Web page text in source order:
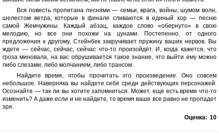
Вся повесть пропитана песнями — семьи, врага, войны, шумом волн,
шелестом ветра, которые в финале сливаются в единый хор — песню
самой Жемчужины. Каждый абзац, каждое слово «обернуто» в свою
мелодию, но все они похожи на цунами. Постепенно, от одного
предложения к другому, Стейнбек закручивает пружину ваших нервов. Вы
ждете — сейчас, сейчас, сейчас что-то произойдёт. И, когда кажется, что
гроза миновала, на вас обрушивается такое знание, что выйти ему можно
либо слезами, либо молчанием, либо трансом.
Найдите время, чтобы прочитать это произведение. Оно совсем
небольшое. Наверняка вы найдете себя среди действующих персонажей.
Осознайте — так ли вы хотите запомниться. Может, еще есть время что-то
изменить? А даже если и не найдете, то время ваше все равно не пропадет
зря.
Оценка: 10